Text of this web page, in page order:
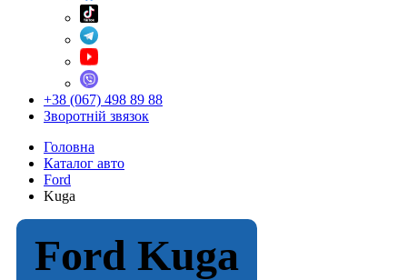
+38 (067) 498 89 88
Зворотній звязок
Головна
Каталог авто
Ford
Kuga
Ford Kuga